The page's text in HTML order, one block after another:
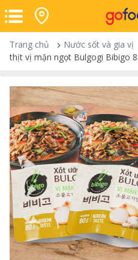
Trang chủ Nước sốt và gia vị
thịt vị mặn ngọt Bulgogi Bibigo